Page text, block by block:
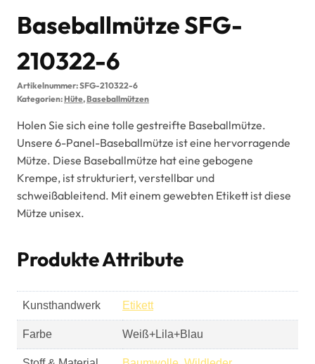
Baseballmütze SFG-
210322-6
Artikelnummer:SFG-210322-6
Kategorien:Hüte,Baseballmützen
Holen Sie sich eine tolle gestreifte Baseballmütze.
Unsere 6-Panel-Baseballmütze ist eine hervorragende
Mütze. Diese Baseballmütze hat eine gebogene
Krempe, ist strukturiert, verstellbar und
schweißableitend. Mit einem gewebten Etikett ist diese
Mütze unisex.
Produkte Attribute
Kunsthandwerk Etikett
Farbe Weiß+Lila+Blau